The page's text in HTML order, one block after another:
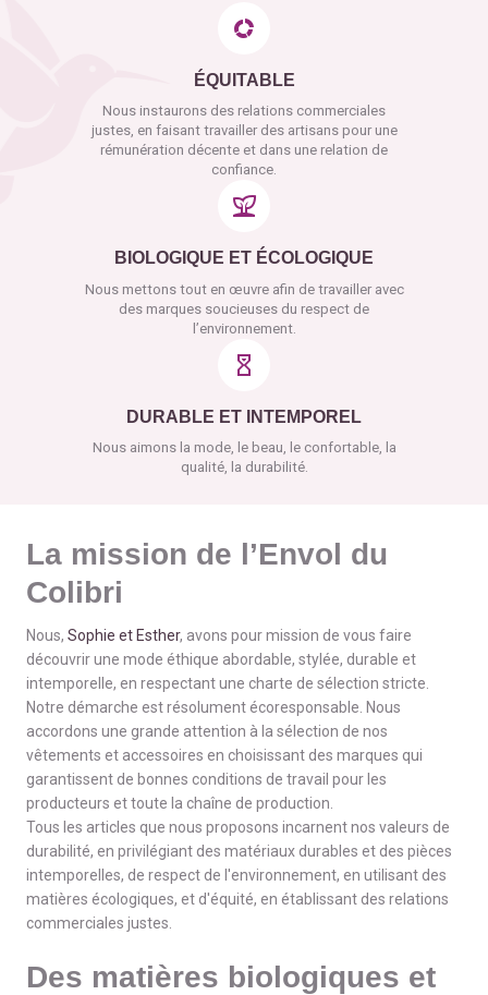
ÉQUITABLE
Nous instaurons des relations commerciales
justes, en faisant travailler des artisans pour une
rémunération décente et dans une relation de
confiance.
BIOLOGIQUE ET ÉCOLOGIQUE
Nous mettons tout en œuvre afin de travailler avec
des marques soucieuses du respect de
l’environnement.
DURABLE ET INTEMPOREL
Nous aimons la mode, le beau, le confortable, la
qualité, la durabilité.
La mission de l’Envol du
Colibri
Nous, Sophie et Esther, avons pour mission de vous faire
découvrir une mode éthique abordable, stylée, durable et
intemporelle, en respectant une charte de sélection stricte.
Notre démarche est résolument écoresponsable. Nous
accordons une grande attention à la sélection de nos
vêtements et accessoires en choisissant des marques qui
garantissent de bonnes conditions de travail pour les
producteurs et toute la chaîne de production.
Tous les articles que nous proposons incarnent nos valeurs de
durabilité, en privilégiant des matériaux durables et des pièces
intemporelles, de respect de l'environnement, en utilisant des
matières écologiques, et d'équité, en établissant des relations
commerciales justes.
Des matières biologiques et